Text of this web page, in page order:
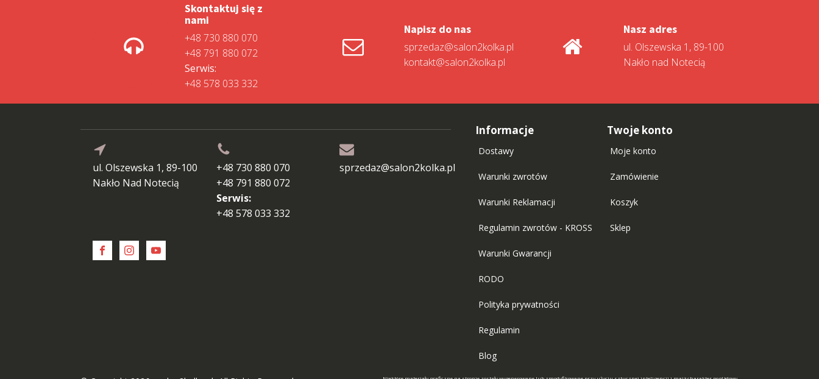
Skontaktuj się z
nami
+48 730 880 070
+48 791 880 072
Serwis:
+48 578 033 332
Napisz do nas
sprzedaz@salon2kolka.pl
kontakt@salon2kolka.pl
Nasz adres
ul. Olszewska 1, 89-100
Nakło nad Notecią
ul. Olszewska 1, 89-100
Nakło Nad Notecią
+48 730 880 070
+48 791 880 072
Serwis:
+48 578 033 332
sprzedaz@salon2kolka.pl
Informacje
Dostawy
Warunki zwrotów
Warunki Reklamacji
Regulamin zwrotów - KROSS
Warunki Gwarancji
RODO
Polityka prywatności
Regulamin
Blog
Twoje konto
Moje konto
Zamówienie
Koszyk
Sklep